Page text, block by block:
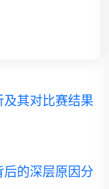
其对比赛结果
的深层原因分